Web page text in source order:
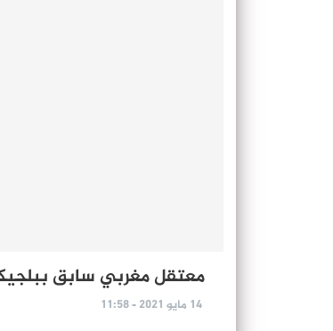
معتقل مغربي سابق
14 مايو 2021 - 11:58